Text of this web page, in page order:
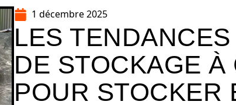
1 décembre 2025
LES
DE STOCKAGE
POUR STOCKER